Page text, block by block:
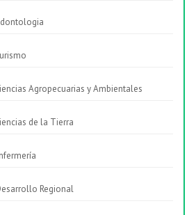
Agropecuarias y Ambientales
de la Tierra
Regional